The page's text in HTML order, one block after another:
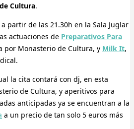
Cultura.
partir de las 21.30h en la Sala Juglar
actuaciones de Preparativos Para
por Monasterio de Cultura, y Milk It,
la cita contará con dj, en esta
de Cultura, y aperitivos para
anticipadas ya se encuentran a la
a un precio de tan solo 5 euros más